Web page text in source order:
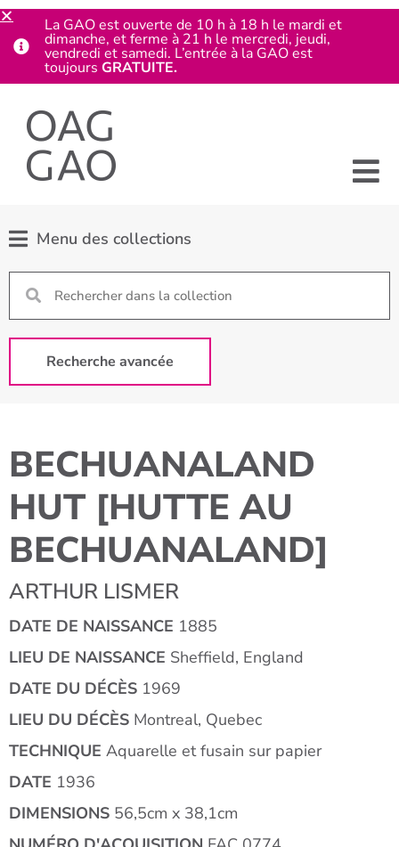
Menu des collections
Recherche avancée
BECHUANALAND
HUT [HUTTE AU
BECHUANALAND]
ARTHUR LISMER
DATE DE NAISSANCE 1885
LIEU DE NAISSANCE Sheffield, England
DATE DU DÉCÈS 1969
LIEU DU DÉCÈS Montreal, Quebec
TECHNIQUE Aquarelle et fusain sur papier
DATE 1936
DIMENSIONS 56,5cm x 38,1cm
La GAO est ouverte de 10 h à 18 h le mardi et
dimanche, et ferme à 21 h le mercredi, jeudi,
vendredi et samedi. L’entrée à la GAO est
toujours GRATUITE.